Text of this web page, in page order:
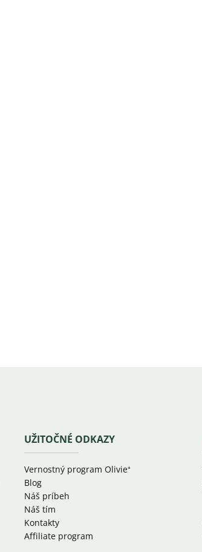
UŽITOČNÉ ODKAZY
Vernostný program Olivie⁺
Blog
Náš príbeh
Náš tím
Kontakty
Affiliate program